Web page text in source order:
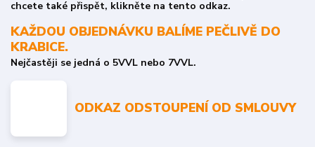
chcete také přispět, klikněte na tento odkaz.
KAŽDOU OBJEDNÁVKU BALÍME PEČLIVĚ DO
KRABICE.
Nejčastěji se jedná o 5VVL nebo 7VVL.
ODKAZ ODSTOUPENÍ OD SMLOUVY